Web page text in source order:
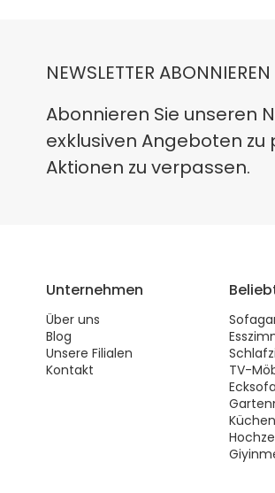
NEWSLETTER ABONNIEREN
Abonnieren Sie unseren
exklusiven Angeboten
Aktionen zu verpassen.
Unternehmen
Über uns
Blog
Unsere Filialen
Kontakt
TV-